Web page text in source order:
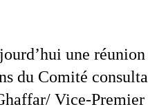
une
du Comité
Vice-